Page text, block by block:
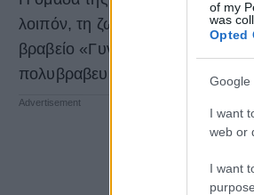
of my
was
Opted
Google
I want
web or
I want
λοιπόν, τη ζωγράφο
βραβείο «Γυναικείας
πολυβραβευμένο σεφ